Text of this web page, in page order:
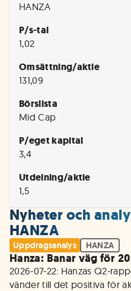
HANZA
P/s-tal
1,02
Omsättning/aktie
131,09
Börslista
Mid Cap
P/eget kapital
3,4
Utdelning/aktie
1,5
Nyheter och
HANZA
Uppdragsanalys HANZA
Hanza: Banar väg för
2026-07-22: Hanzas Q2-
vänder till det positiva för